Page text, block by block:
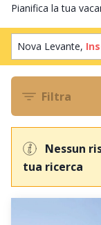
Pianifica la tua
Nova Levante,
Filtra
Nessun
tua ricerca